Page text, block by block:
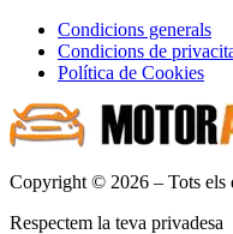
Condicions generals
Condicions de
Política de Cookies
Copyright © 2026 – Tots els
Respectem la teva privadesa